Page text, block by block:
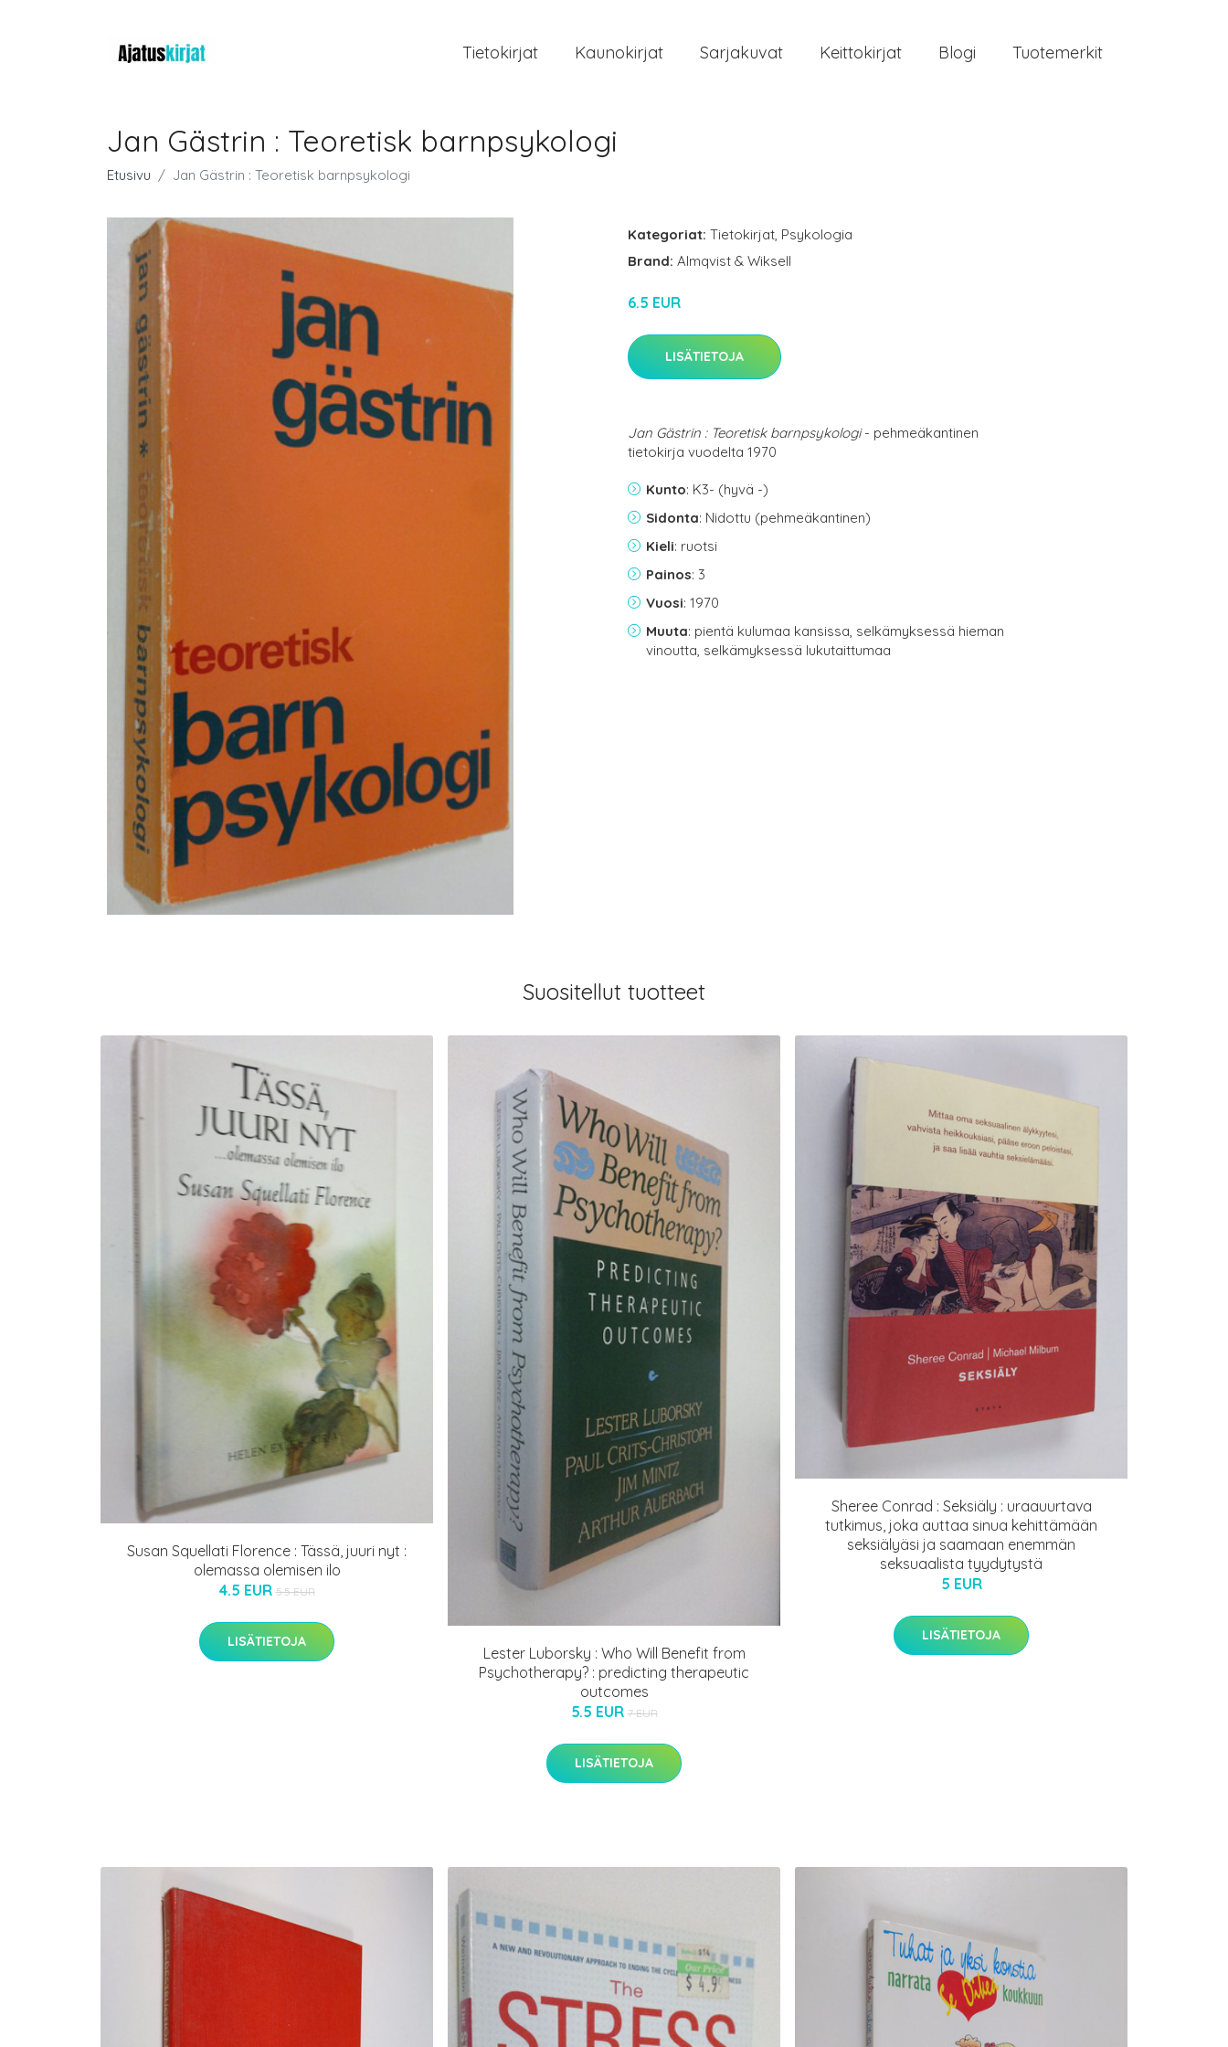
Tietokirjat Kaunokirjat Sarjakuvat Keittokirjat Blogi Tuotemerkit
Jan Gästrin : Teoretisk barnpsykologi
Etusivu Jan Gästrin : Teoretisk barnpsykologi
Kategoriat: Tietokirjat, Psykologia
Brand: Almqvist & Wiksell
6.5 EUR
LISÄTIETOJA
Jan Gästrin : Teoretisk barnpsykologi- pehmeäkantinen
tietokirja vuodelta 1970
Kunto: K3- (hyvä -)
Sidonta: Nidottu (pehmeäkantinen)
Kieli: ruotsi
Painos: 3
Vuosi: 1970
Muuta: pientä kulumaa kansissa, selkämyksessä hieman
vinoutta, selkämyksessä lukutaittumaa
Suositellut tuotteet
Susan Squellati Florence : Tässä, juuri nyt :
olemassa olemisen ilo
4.5 EUR 5.5 EUR
LISÄTIETOJA
Lester Luborsky : Who Will Benefit from
Psychotherapy? : predicting therapeutic
outcomes
5.5 EUR 7 EUR
LISÄTIETOJA
Sheree Conrad : Seksiäly : uraauurtava
tutkimus, joka auttaa sinua kehittämään
seksiälyäsi ja saamaan enemmän
seksuaalista tyydytystä
5 EUR
LISÄTIETOJA